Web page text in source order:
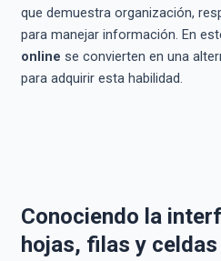
que demuestra organización,
para manejar información. En
online se convierten en una
para adquirir esta habilidad.
Conociendo la
hojas, filas y celdas